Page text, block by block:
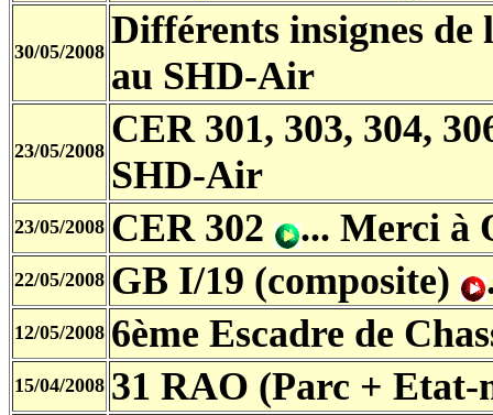
30/05/2008 Différents insignes
au SHD-Air
23/05/2008 CER 301, 303, 304,
SHD-Air
23/05/2008 CER 302 ... Merci à
22/05/2008 GB I/19 (composite)
12/05/2008 6ème Escadre de
15/04/2008 31 RAO (Parc +